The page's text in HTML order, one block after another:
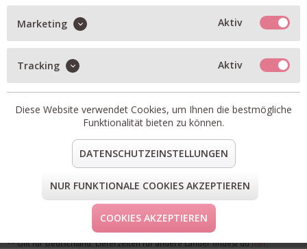
BESCHREIBUNG
Artikel-Nr.:
Material:
57% Leinen, 40% Viskose, 3% Elasthan
teilen
pin it mail teilen
FORM & GRÖSSE
LIEFERUNG & KOSTENLOSE RETOURE
* Preise inkl. MwSt. zzgl. Versandkosten
** Gilt für Deutschland. Lieferzeiten für andere Länder findest duhier.
Marketing Aktiv
Tracking Aktiv
Diese Website verwendet Cookies, um Ihnen die bestmögliche
Funktionalität bieten zu können.
DATENSCHUTZEINSTELLUNGEN
NUR FUNKTIONALE COOKIES AKZEPTIEREN
COOKIES AKZEPTIEREN